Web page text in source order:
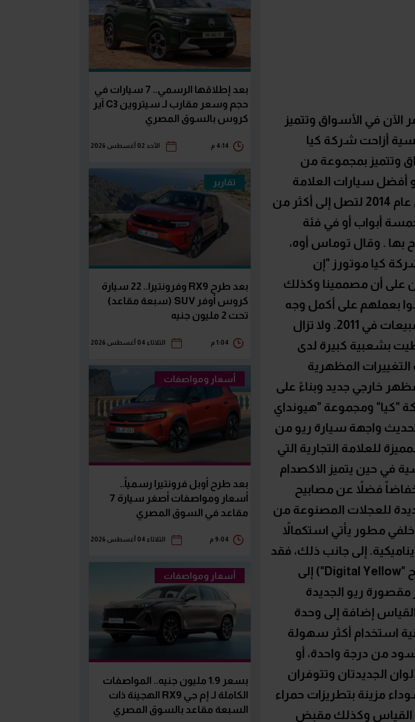
الآن في الأسواق وتتميز
أزاحت شركة كيا
وتتميز بمجموعة من
أفضل سيارات العلامة
التجارية من حيث نسبة المبيعات، إذ ارتفعت نسبة مبيعاتها في عام 2014 لتصل إلى أكثر من
خمسة أبواب أو في فئة
بها . وقال توماس أوه،
كيا موتورز "إن
على أن مصممينا وكذلك
بعملهم على أكمل وجه
عندما أطلقنا الجيل الرابع من السيارات التي حققت أعلى نسبة مبيعات في 2011. ولا تزال
بشعبية كبيرة لدى
المظهرية
مظهر خارجي جديد وبناءً على
"كيا" ومجموعة "هيونداي
واجهة سيارة ريو من
للعلامة التجارية التي
في حين يتميز الاكصدام
فضلاً عن مصابيح
للعجلات المصنوعة من
إلى اكصدام خلفي مطور يأتي استكمالاً
إلى جانب ذلك، فقد
تم إضافة لونين جديدين (أزرق ساطع "Urban Blue" وأصفر فاتح "Digital Yellow") إلى
ريو الجديدة
إضافة إلى وحدة
استخدام أكثر سهولة
من درجة واحدة، أو
الجديدتان وتتوفران
مزينة بتطريزات حمراء
القياس وكذلك مقبض
بعد إطلاقها الرسمي.. 7 سيارات في
حجم وسعر مقارب لـ سيتروين C3 آير
كروس بالسوق المصري
4:14 م الأحد 02 أغسطس 2026
تقارير
بعد طرح RX9 وفرونتيرا.. 22 سيارة
كروس أوفر SUV (سبعة مقاعد)
تحت 2 مليون جنيه
1:04 م الثلاثاء 04 أغسطس 2026
أسعار ومواصفات
بعد طرح أوبل فرونتيرا رسمياً..
أسعار ومواصفات أصغر سيارة 7
مقاعد في السوق المصري
9:04 م الثلاثاء 04 أغسطس 2026
أسعار ومواصفات
بسعر 1.9 مليون جنيه.. المواصفات
الكاملة لـ إم جي RX9 الهجينة ذات
السبعة مقاعد بالسوق المصري